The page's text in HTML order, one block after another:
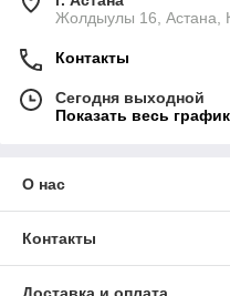
Жолдыулы 16, Астана,
Контакты
Сегодня выходной
Показать весь
О нас
Контакты